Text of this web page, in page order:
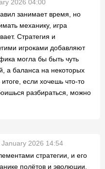
2026 04:00
занимает время, но
механику, игра
Стратегия и
игроками добавляют
могла бы быть чуть
а баланса на некоторых
если хочешь что-то
разбираться, можно
January 2026 14:54
стратегии, и его
полётов и эволюции.